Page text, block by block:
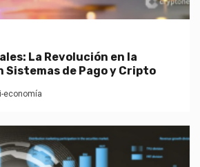
La Revolución en la
Sistemas de Pago y Cripto
economía